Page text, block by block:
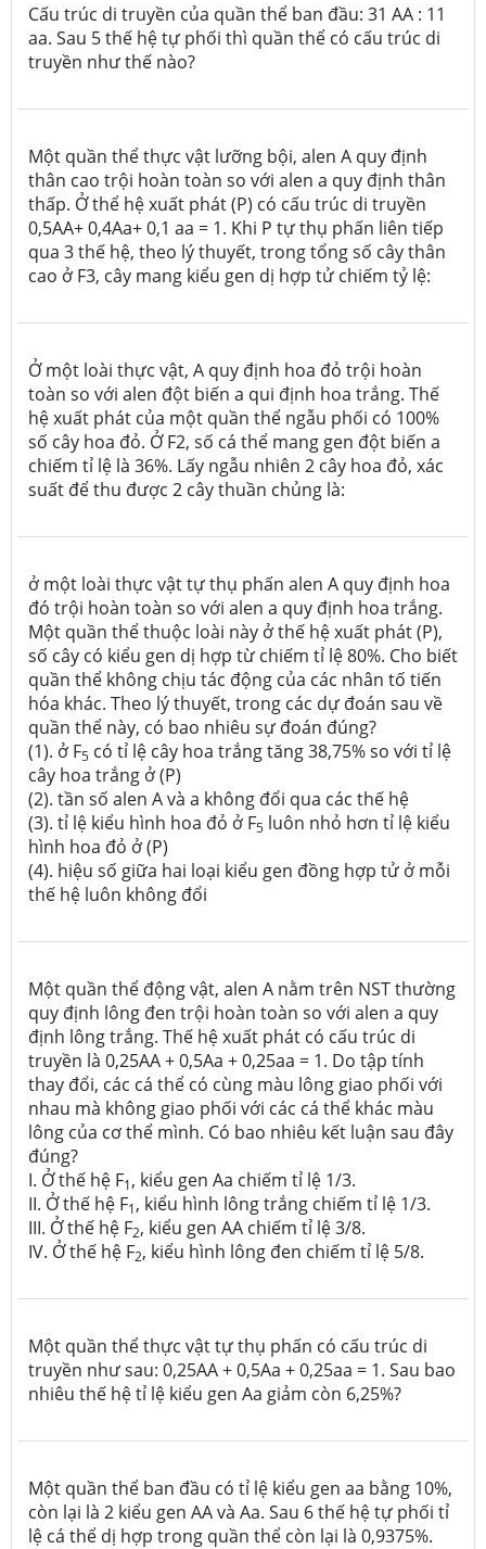
Cấu trúc di truyền của quần thể ban đầu: 31 AA : 11
aa. Sau 5 thế hệ tự phối thì quần thể có cấu trúc di
truyền như thế nào?
Một quần thể thực vật lưỡng bội, alen A quy định
thân cao trội hoàn toàn so với alen a quy định thân
thấp. Ở thể hệ xuất phát (P) có cấu trúc di truyền
0,5AA+ 0,4Aa+ 0,1 aa = 1. Khi P tự thụ phấn liên tiếp
qua 3 thế hệ, theo lý thuyết, trong tổng số cây thân
cao ở F3, cây mang kiểu gen dị hợp tử chiếm tỷ lệ:
Ở một loài thực vật, A quy định hoa đỏ trội hoàn
toàn so với alen đột biến a qui định hoa trắng. Thế
hệ xuất phát của một quần thể ngẫu phối có 100%
số cây hoa đỏ. Ở F2, số cá thể mang gen đột biến a
chiếm tỉ lệ là 36%. Lấy ngẫu nhiên 2 cây hoa đỏ, xác
suất để thu được 2 cây thuần chủng là:
ở một loài thực vật tự thụ phấn alen A quy định hoa
đó trội hoàn toàn so với alen a quy định hoa trắng.
Một quần thể thuộc loài này ở thế hệ xuất phát (P),
số cây có kiểu gen dị hợp từ chiếm tỉ lệ 80%. Cho biết
quần thể không chịu tác động của các nhân tố tiến
hóa khác. Theo lý thuyết, trong các dự đoán sau về
quần thể này, có bao nhiêu sự đoán đúng?
(1). ở F5 có tỉ lệ cây hoa trắng tăng 38,75% so với tỉ lệ
cây hoa trắng ở (P)
(2). tần số alen A và a không đổi qua các thế hệ
(3). tỉ lệ kiểu hình hoa đỏ ở F5 luôn nhỏ hơn tỉ lệ kiểu
hình hoa đỏ ở (P)
(4). hiệu số giữa hai loại kiểu gen đồng hợp tử ở mỗi
thế hệ luôn không đổi
Một quần thể động vật, alen A nằm trên NST thường
quy định lông đen trội hoàn toàn so với alen a quy
định lông trắng. Thế hệ xuất phát có cấu trúc di
truyền là 0,25AA + 0,5Aa + 0,25aa = 1. Do tập tính
thay đổi, các cá thể có cùng màu lông giao phối với
nhau mà không giao phối với các cá thể khác màu
lông của cơ thể mình. Có bao nhiêu kết luận sau đây
đúng?
I. Ở thế hệ F1, kiểu gen Aa chiếm tỉ lệ 1/3.
II. Ở thế hệ F1, kiểu hình lông trắng chiếm tỉ lệ 1/3.
III. Ở thế hệ F2, kiểu gen AA chiếm tỉ lệ 3/8.
IV. Ở thế hệ F2, kiểu hình lông đen chiếm tỉ lệ 5/8.
Một quần thể thực vật tự thụ phấn có cấu trúc di
truyền như sau: 0,25AA + 0,5Aa + 0,25aa = 1. Sau bao
nhiêu thế hệ tỉ lệ kiểu gen Aa giảm còn 6,25%?
Một quần thể ban đầu có tỉ lệ kiểu gen aa bằng 10%,
còn lại là 2 kiểu gen AA và Aa. Sau 6 thế hệ tự phối tỉ
lệ cá thể dị hợp trong quần thể còn lại là 0,9375%.